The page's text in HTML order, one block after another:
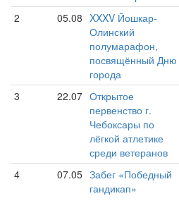
2
05.08 XXXV Йошкар-
Олинский
полумарафон,
посвящённый Дню
города
3 22.07 Открытое
первенство г.
Чебоксары по
лёгкой атлетике
среди ветеранов
4 07.05 Забег «Победный
гандикап»